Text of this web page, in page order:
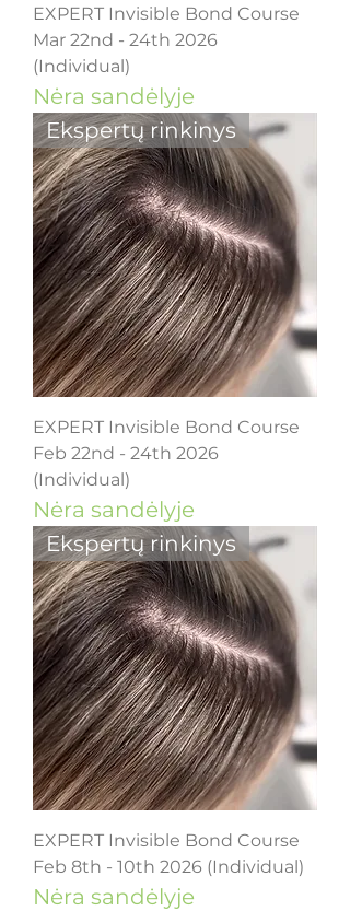
EXPERT Invisible Bond Course
Mar 22nd - 24th 2026
(Individual)
Nėra sandėlyje
Ekspertų rinkinys
EXPERT Invisible Bond Course
Feb 22nd - 24th 2026
(Individual)
Nėra sandėlyje
Ekspertų rinkinys
EXPERT Invisible Bond Course
Feb 8th - 10th 2026 (Individual)
Nėra sandėlyje